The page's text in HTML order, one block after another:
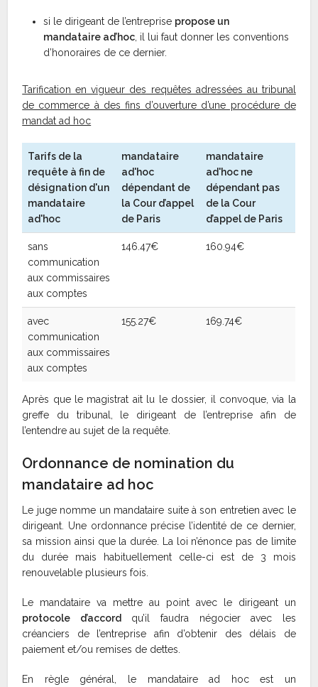
si le dirigeant de l’entreprise propose un
mandataire ad’hoc, il lui faut donner les conventions
d’honoraires de ce dernier.
Tarification en vigueur des requêtes adressées au tribunal
de commerce à des fins d’ouverture d’une procédure de
mandat ad hoc
Tarifs de la
requête à fin de
désignation d'un
mandataire
ad'hoc
mandataire
ad'hoc
dépendant de
la Cour d’appel
de Paris
mandataire
ad'hoc ne
dépendant pas
de la Cour
d’appel de Paris
sans
communication
aux commissaires
aux comptes
146.47€ 160.94€
avec
communication
aux commissaires
aux comptes
155.27€ 169.74€
Après que le magistrat ait lu le dossier, il convoque, via la
greffe du tribunal, le dirigeant de l’entreprise afin de
l’entendre au sujet de la requête.
Ordonnance de nomination du
mandataire ad hoc
Le juge nomme un mandataire suite à son entretien avec le
dirigeant. Une ordonnance précise l’identité de ce dernier,
sa mission ainsi que la durée. La loi n’énonce pas de limite
du durée mais habituellement celle-ci est de 3 mois
renouvelable plusieurs fois.
Le mandataire va mettre au point avec le dirigeant un
protocole d’accord qu’il faudra négocier avec les
créanciers de l’entreprise afin d’obtenir des délais de
paiement et/ou remises de dettes.
En règle général, le mandataire ad hoc est un